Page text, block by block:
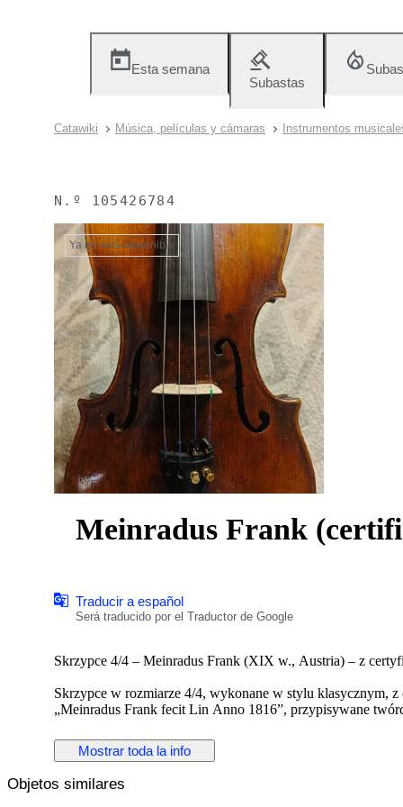
Esta semana
Subastas
Catawiki Música, películas y cámaras Instrumentos
N.º 105426784
Ya no está disponible
Traducir a español
Será traducido por el Traductor de Google
Skrzypce 4/4 – Meinradus Frank (XIX w., Austria) – z
Skrzypce w rozmiarze 4/4, wykonane w stylu klasycznym, z
„Meinradus Frank fecit Lin Anno 1816”, przypisywane
Materiały:
płyta spodnia i boczki: jawor falisty
Mostrar toda la info
Objetos similares